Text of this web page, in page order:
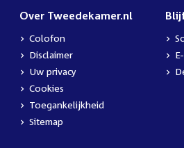
Over Tweedekamer.nl
Colofon
Disclaimer
Uw privacy
Cookies
Toegankelijkheid
Sitemap